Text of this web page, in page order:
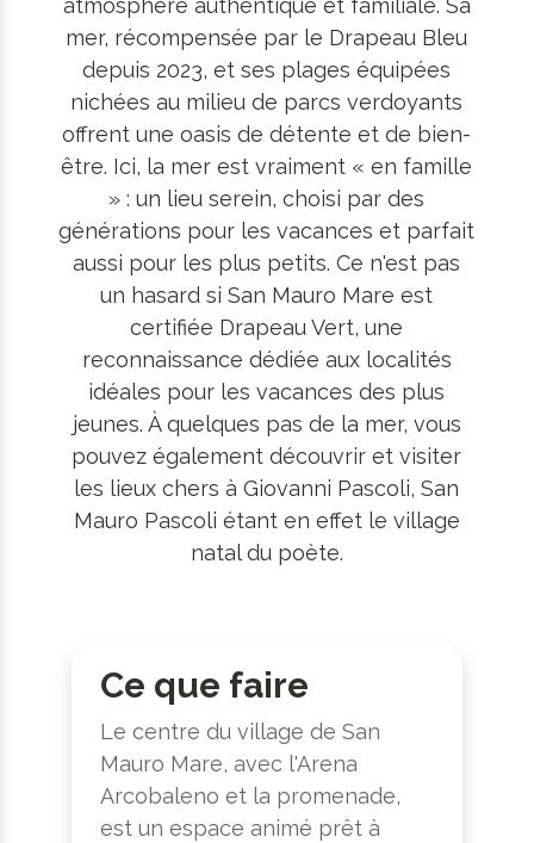
atmosphère authentique et familiale. Sa
mer, récompensée par le Drapeau Bleu
depuis 2023, et ses plages équipées
nichées au milieu de parcs verdoyants
offrent une oasis de détente et de bien-
être. Ici, la mer est vraiment « en famille
» : un lieu serein, choisi par des
générations pour les vacances et parfait
aussi pour les plus petits. Ce n'est pas
un hasard si San Mauro Mare est
certifiée Drapeau Vert, une
reconnaissance dédiée aux localités
idéales pour les vacances des plus
jeunes. À quelques pas de la mer, vous
pouvez également découvrir et visiter
les lieux chers à Giovanni Pascoli, San
Mauro Pascoli étant en effet le village
natal du poète.
Ce que faire
Le centre du village de San
Mauro Mare, avec l'Arena
Arcobaleno et la promenade,
est un espace animé prêt à